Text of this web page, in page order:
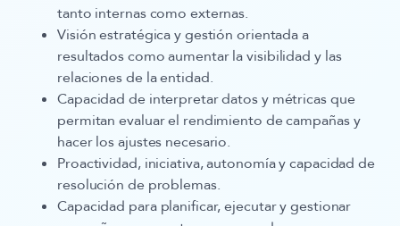
tanto internas como externas.
Visión estratégica y gestión orientada a
resultados como aumentar la visibilidad y las
relaciones de la entidad.
Capacidad de interpretar datos y métricas que
permitan evaluar el rendimiento de campañas y
hacer los ajustes necesario.
Proactividad, iniciativa, autonomía y capacidad de
resolución de problemas.
Capacidad para planificar, ejecutar y gestionar